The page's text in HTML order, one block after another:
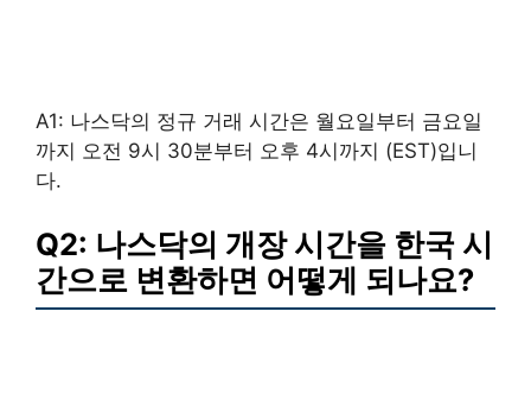
A1: 나스닥의 정규 거래 시간은 월요일부터 금요일
까지 오전 9시 30분부터 오후 4시까지 (EST)입니
다.
Q2: 나스닥의 개장 시간을 한국 시
간으로 변환하면 어떻게 되나요?